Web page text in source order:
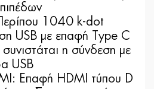
1040 k-dot
USB με επαφή Type C
η σύνδεση με
USB
Επαφή HDMI τύπου D